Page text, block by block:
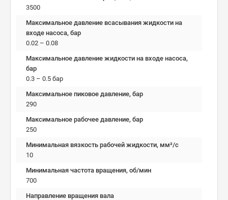
3500
Максимальное давление всасывания жидкости на
входе насоса, бар
0.02 – 0.08
Максимальное давление жидкости на входе насоса,
бар
0.3 – 0.5 бар
Максимальное пиковое давление, бар
290
Максимальное рабочее давление, бар
250
Минимальная вязкость рабочей жидкости, мм²/c
10
Минимальная частота вращения, об/мин
700
Направление вращения вала